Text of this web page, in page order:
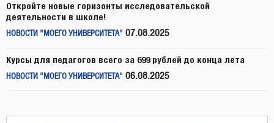
Откройте новые горизонты исследовательской
деятельности в школе!
НОВОСТИ "МОЕГО УНИВЕРСИТЕТА" 07.08.2025
Курсы для педагогов всего за 699 рублей до конца лета
НОВОСТИ "МОЕГО УНИВЕРСИТЕТА" 06.08.2025